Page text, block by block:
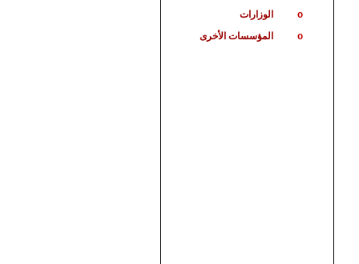
o الوزارات
o المؤسسات الأخرى